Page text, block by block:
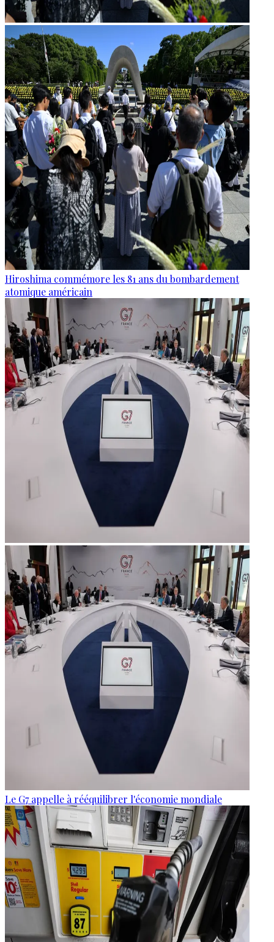
Hiroshima commémore les 81 ans du bombardement
atomique américain
Le G7 appelle à rééquilibrer l'économie mondiale